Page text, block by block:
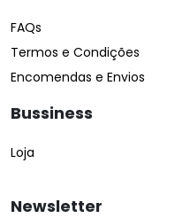
FAQs
Termos e Condições
Encomendas e Envios
Bussiness
Loja
Newsletter